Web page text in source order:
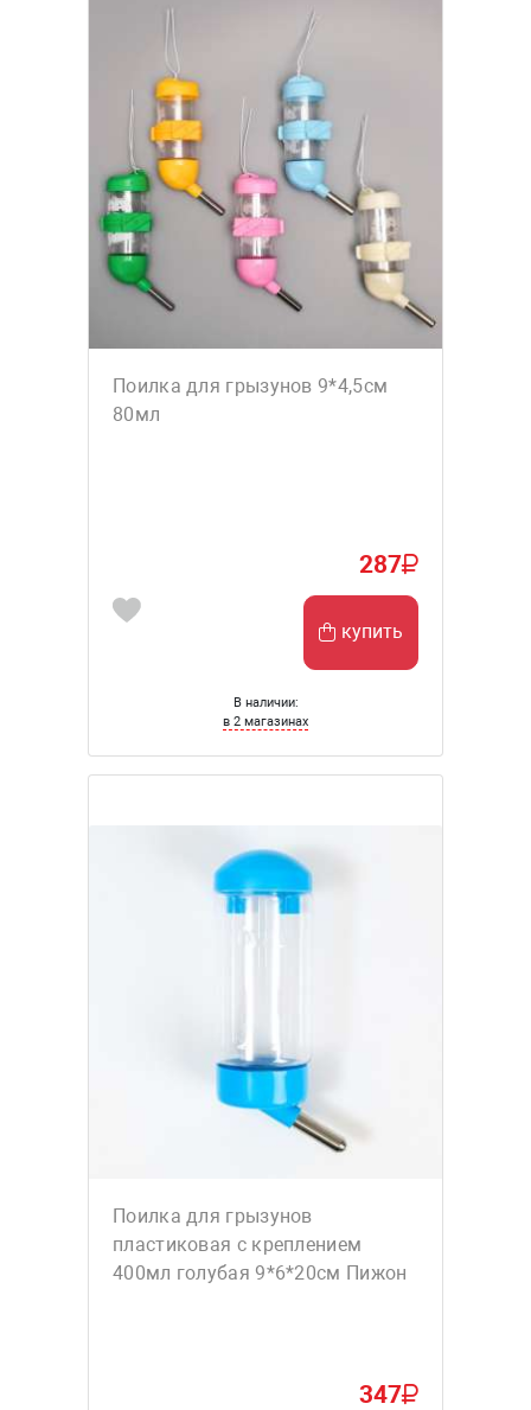
Поилка для грызунов 9*4,5см
80мл
287
купить
В наличии:
в 2 магазинах
Поилка для грызунов
пластиковая с креплением
400мл голубая 9*6*20см Пижон
347